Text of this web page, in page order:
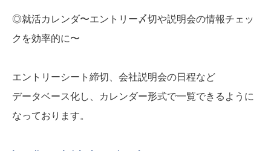
◎就活カレンダ〜エントリー〆切や説明会の情報チェッ
クを効率的に〜
エントリーシート締切、会社説明会の日程など
データベース化し、カレンダー形式で一覧できるように
なっております。